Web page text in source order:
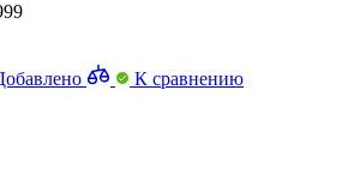
К сравнению